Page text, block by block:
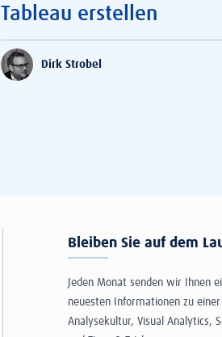
Tableau erstellen
Dirk Strobel
Bleiben Sie auf dem
Jeden Monat senden wir Ihnen
neuesten Informationen zu
Analysekultur, Visual Analytics,